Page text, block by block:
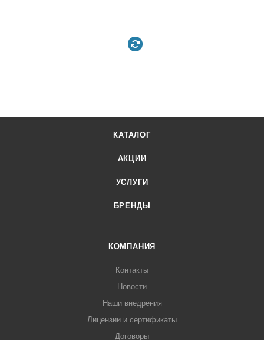
КАТАЛОГ
АКЦИИ
УСЛУГИ
БРЕНДЫ
КОМПАНИЯ
Контакты
Новости
Наши внедрения
Лицензии и сертификаты
Договоры